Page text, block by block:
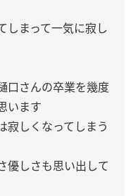
しまって一気に寂し
口さんの卒業を幾度
います
寂しくなってしまう
優しさも思い出して